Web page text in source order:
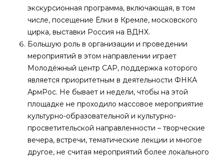
экскурсионная программа, включающая, в том
числе, посещение Ёлки в Кремле, московского
цирка, выставки Россия на ВДНХ.
Большую роль в организации и проведении
мероприятий в этом направлении играет
Молодёжный центр САР, поддержка которого
является приоритетным в деятельности ФНКА
АрмРос. Не бывает и недели, чтобы на этой
площадке не проходило массовое мероприятие
культурно-образовательной и культурно-
просветительской направленности – творческие
вечера, встречи, тематические лекции и многое
другое, не считая мероприятий более локального